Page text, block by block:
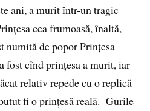
ani, a murit într-un tragic
cea frumoasă, înaltă,
numită de popor Prințesa
fost cînd prințesa a murit, iar
relativ repede cu o replică
fi o prințesă reală. Gurile